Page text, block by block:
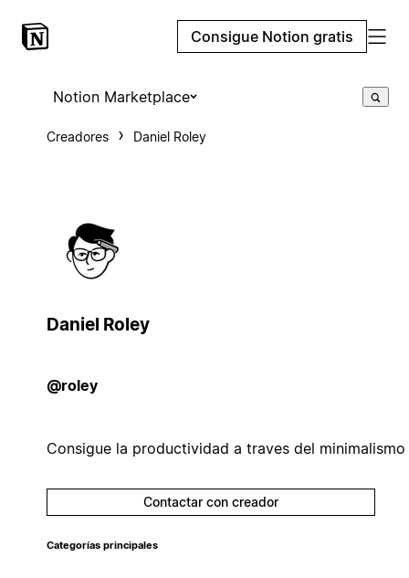
Consigue Notion gratis
Notion Marketplace
Creadores Daniel Roley
Daniel Roley
@roley
Consigue la productividad a traves del minimalismo
Contactar con creador
Categorías principales